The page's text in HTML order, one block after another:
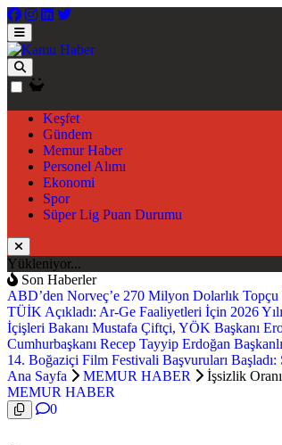
Keşfet
Gündem
Memur Haber
Personel Alımı
Ekonomi
Spor
Süper Lig Puan Durumu
Yükleniyor...
Son Haberler
ABD’den Norveç’e 270 Milyon Dolarlık Topçu
TÜİK Açıkladı: Ar-Ge Faaliyetleri İçin 2026
İçişleri Bakanı Mustafa Çiftçi, YÖK Başkanı
Cumhurbaşkanı Recep Tayyip Erdoğan
14. Boğaziçi Film Festivali Başvuruları
Ana Sayfa
MEMUR HABER
İşsizlik
MEMUR HABER
0